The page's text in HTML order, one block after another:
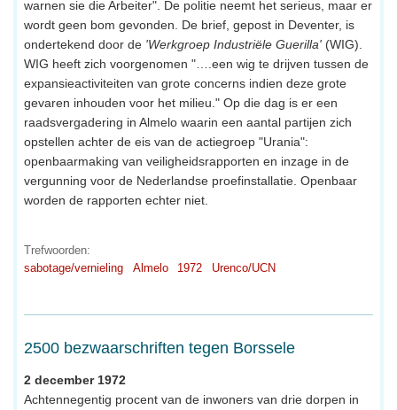
warnen sie die Arbeiter". De politie neemt het serieus, maar er
wordt geen bom gevonden. De brief, gepost in Deventer, is
ondertekend door de 'Werkgroep Industriële Guerilla' (WIG).
WIG heeft zich voorgenomen "….een wig te drijven tussen de
expansieactiviteiten van grote concerns indien deze grote
gevaren inhouden voor het milieu." Op die dag is er een
raadsvergadering in Almelo waarin een aantal partijen zich
opstellen achter de eis van de actiegroep "Urania":
openbaarmaking van veiligheidsrapporten en inzage in de
vergunning voor de Nederlandse proefinstallatie. Openbaar
worden de rapporten echter niet.
Trefwoorden:
sabotage/vernieling
Almelo 1972 Urenco/UCN
2500 bezwaarschriften tegen Borssele
2 december 1972
Achtennegentig procent van de inwoners van drie dorpen in